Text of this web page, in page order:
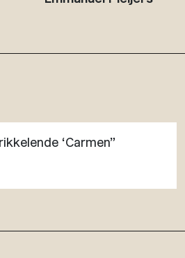
‘Carmen”